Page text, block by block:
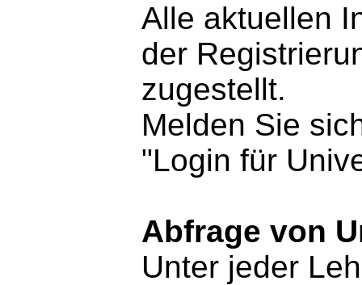
Alle aktuellen
der
zugestellt.
Melden Sie
"Login für
Abfrage von
Unter jeder